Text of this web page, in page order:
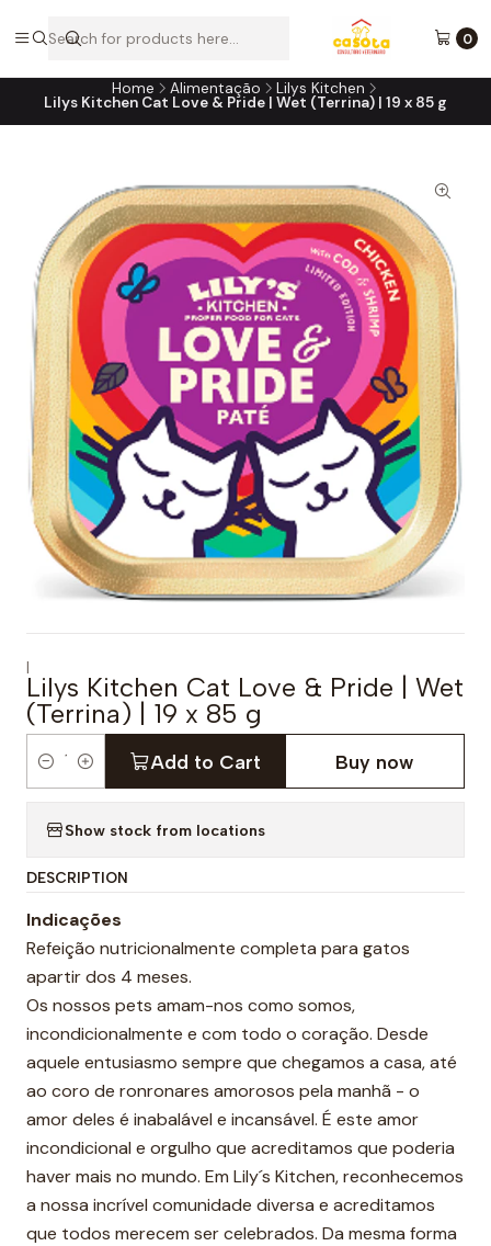
0
A loja online do consultório do seu melhor amigo!
Home Alimentação Lilys Kitchen
Lilys Kitchen Cat Love & Pride | Wet (Terrina) | 19 x 85 g
|
Lilys Kitchen Cat Love & Pride | Wet
(Terrina) | 19 x 85 g
t
i
t
y
Add to Cart Buy now
Show stock from locations
DESCRIPTION
Indicações
Refeição nutricionalmente completa para gatos
apartir dos 4 meses.
Os nossos pets amam-nos como somos,
incondicionalmente e com todo o coração. Desde
aquele entusiasmo sempre que chegamos a casa, até
ao coro de ronronares amorosos pela manhã - o
amor deles é inabalável e incansável. É este amor
incondicional e orgulho que acreditamos que poderia
haver mais no mundo. Em Lily´s Kitchen, reconhecemos
a nossa incrível comunidade diversa e acreditamos
que todos merecem ser celebrados. Da mesma forma